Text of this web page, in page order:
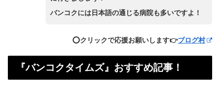
バンコクには日本語の通じる病院も多いですよ！
⭕️クリックで応援お願いします👉ブログ村
『バンコクタイムズ』おすすめ記事！